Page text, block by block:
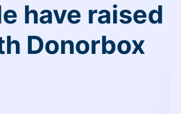
have raised
Donorbox